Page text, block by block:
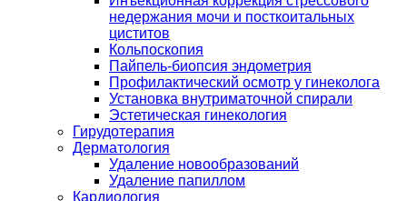
недержания мочи и посткоитальных
циститов
Кольпоскопия
Пайпель-биопсия эндометрия
Профилактический осмотр у гинеколога
Установка внутриматочной спирали
Эстетическая гинекология
Гирудотерапия
Дерматология
Удаление новообразований
Удаление папиллом
Кардиология